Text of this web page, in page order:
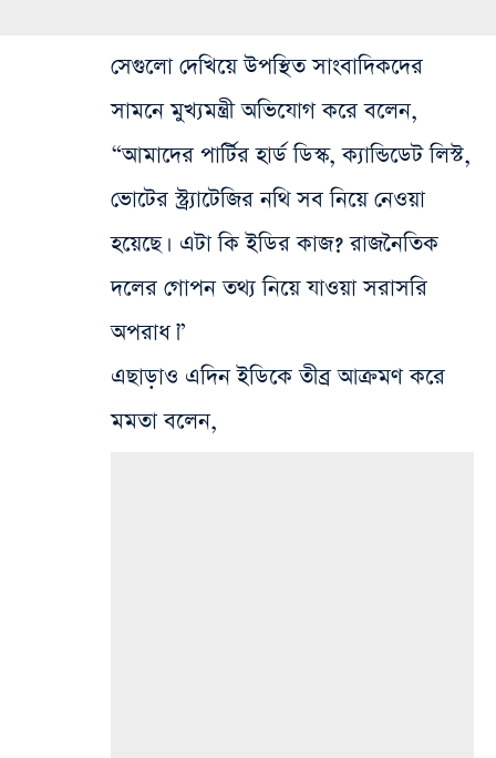
সেগুলো দেখিয়ে উপস্থিত সাংবাদিকদের
সামনে মুখ্যমন্ত্রী অভিযোগ করে বলেন,
“আমাদের পার্টির হার্ড ডিস্ক, ক্যান্ডিডেট লিস্ট,
ভোটের স্ট্র্যাটেজির নথি সব নিয়ে নেওয়া
হয়েছে। এটা কি ইডির কাজ? রাজনৈতিক
দলের গোপন তথ্য নিয়ে যাওয়া সরাসরি
অপরাধ।”
এছাড়াও এদিন ইডিকে তীব্র আক্রমণ করে
মমতা বলেন,